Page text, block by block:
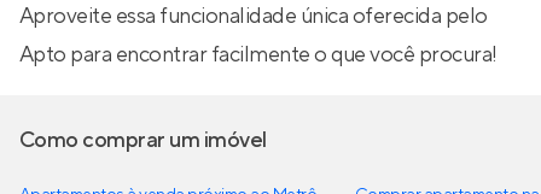
Aproveite essa funcionalidade única oferecida pelo
Apto para encontrar facilmente o que você procura!
Como comprar um imóvel